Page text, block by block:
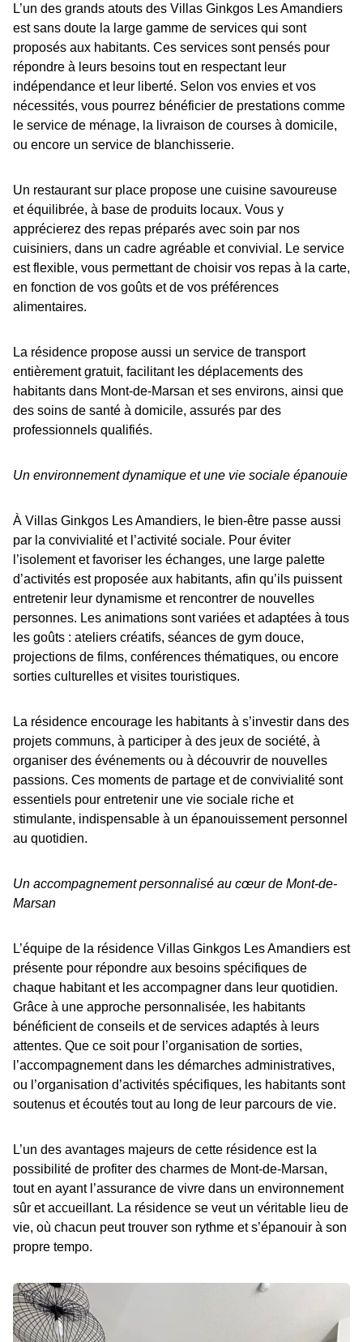
L’un des grands atouts des Villas Ginkgos Les Amandiers
est sans doute la large gamme de services qui sont
proposés aux habitants. Ces services sont pensés pour
répondre à leurs besoins tout en respectant leur
indépendance et leur liberté. Selon vos envies et vos
nécessités, vous pourrez bénéficier de prestations comme
le service de ménage, la livraison de courses à domicile,
ou encore un service de blanchisserie.
Un restaurant sur place propose une cuisine savoureuse
et équilibrée, à base de produits locaux. Vous y
apprécierez des repas préparés avec soin par nos
cuisiniers, dans un cadre agréable et convivial. Le service
est flexible, vous permettant de choisir vos repas à la carte,
en fonction de vos goûts et de vos préférences
alimentaires.
La résidence propose aussi un service de transport
entièrement gratuit, facilitant les déplacements des
habitants dans Mont-de-Marsan et ses environs, ainsi que
des soins de santé à domicile, assurés par des
professionnels qualifiés.
Un environnement dynamique et une vie sociale épanouie
À Villas Ginkgos Les Amandiers, le bien-être passe aussi
par la convivialité et l’activité sociale. Pour éviter
l’isolement et favoriser les échanges, une large palette
d’activités est proposée aux habitants, afin qu’ils puissent
entretenir leur dynamisme et rencontrer de nouvelles
personnes. Les animations sont variées et adaptées à tous
les goûts : ateliers créatifs, séances de gym douce,
projections de films, conférences thématiques, ou encore
sorties culturelles et visites touristiques.
La résidence encourage les habitants à s’investir dans des
projets communs, à participer à des jeux de société, à
organiser des événements ou à découvrir de nouvelles
passions. Ces moments de partage et de convivialité sont
essentiels pour entretenir une vie sociale riche et
stimulante, indispensable à un épanouissement personnel
au quotidien.
Un accompagnement personnalisé au cœur de Mont-de-
Marsan
L’équipe de la résidence Villas Ginkgos Les Amandiers est
présente pour répondre aux besoins spécifiques de
chaque habitant et les accompagner dans leur quotidien.
Grâce à une approche personnalisée, les habitants
bénéficient de conseils et de services adaptés à leurs
attentes. Que ce soit pour l’organisation de sorties,
l’accompagnement dans les démarches administratives,
ou l’organisation d’activités spécifiques, les habitants sont
soutenus et écoutés tout au long de leur parcours de vie.
L’un des avantages majeurs de cette résidence est la
possibilité de profiter des charmes de Mont-de-Marsan,
tout en ayant l’assurance de vivre dans un environnement
sûr et accueillant. La résidence se veut un véritable lieu de
vie, où chacun peut trouver son rythme et s’épanouir à son
propre tempo.